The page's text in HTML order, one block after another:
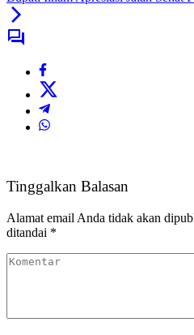
Tinggalkan Balasan
Alamat email Anda tidak akan
ditandai *